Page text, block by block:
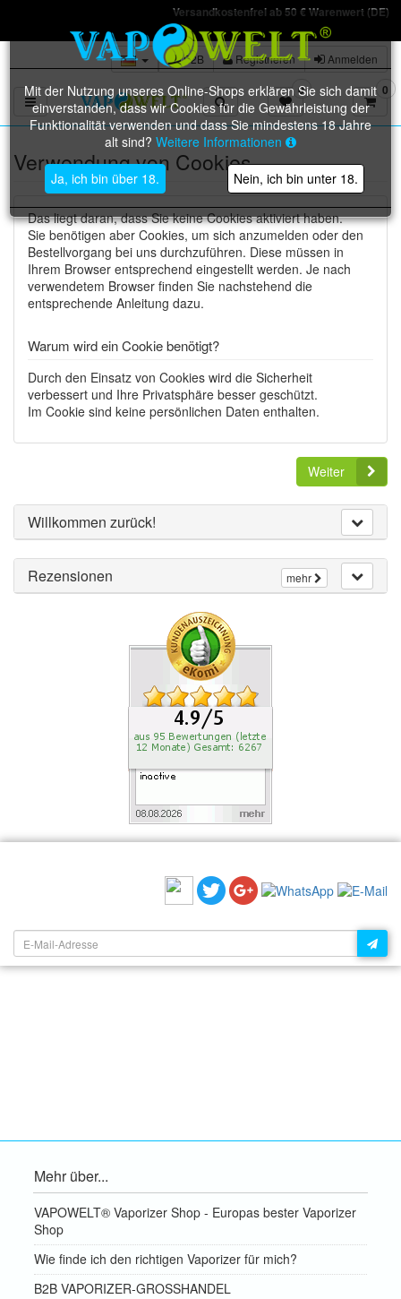
Versandkostenfrei ab 50 € Warenwert (DE)
B2B Registrieren Anmelden
Toggle navigation
0 0
Mit der Nutzung unseres Online-Shops erklären Sie sich damit
einverstanden, dass wir Cookies für die Gewährleistung der
Funktionalität verwenden und dass Sie mindestens 18 Jahre
alt sind? Weitere Informationen
Ja, ich bin über 18. Nein, ich bin unter 18.
Verwendung von Cookies
Das liegt daran, dass Sie keine Cookies aktiviert haben.
Sie benötigen aber Cookies, um sich anzumelden oder den
Bestellvorgang bei uns durchzuführen. Diese müssen in
Ihrem Browser entsprechend eingestellt werden. Je nach
verwendetem Browser finden Sie nachstehend die
entsprechende Anleitung dazu.
Warum wird ein Cookie benötigt?
Durch den Einsatz von Cookies wird die Sicherheit
verbessert und Ihre Privatsphäre besser geschützt.
Im Cookie sind keine persönlichen Daten enthalten.
Weiter
Willkommen zurück!
mehr
Rezensionen
Mehr über...
VAPOWELT® Vaporizer Shop - Europas bester Vaporizer
Shop
Wie finde ich den richtigen Vaporizer für mich?
B2B VAPORIZER-GROSSHANDEL